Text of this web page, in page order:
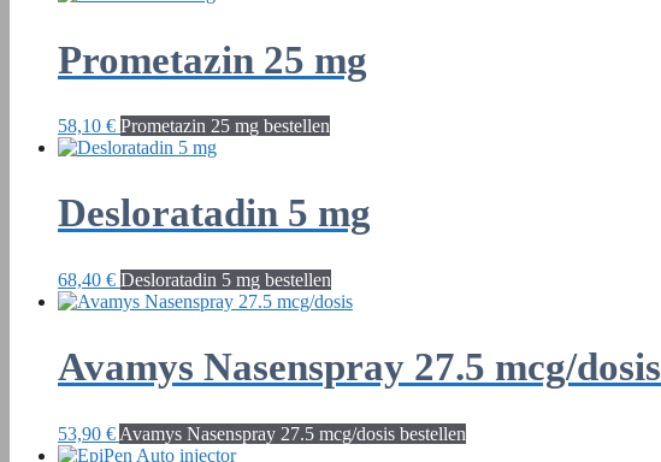
Prometazin 25 mg
58,10 € Prometazin 25 mg bestellen
Desloratadin 5 mg
68,40 € Desloratadin 5 mg bestellen
Avamys Nasenspray 27.5 mcg/dosis
53,90 € Avamys Nasenspray 27.5 mcg/dosis bestellen